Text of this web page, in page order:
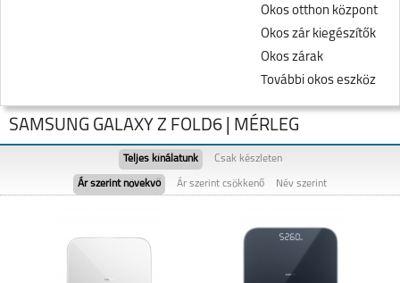
Okos otthon központ
Okos zár kiegészítők
Okos zárak
További okos eszköz
SAMSUNG GALAXY Z FOLD6 | MÉRLEG
Teljes kínálatunk Csak készleten
Ár szerint növekvő Ár szerint csökkenő Név szerint